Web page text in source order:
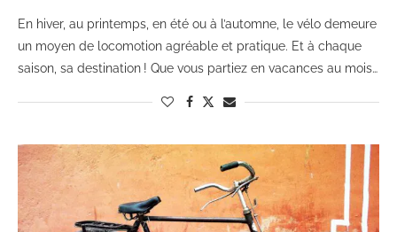
En hiver, au printemps, en été ou à l’automne, le vélo demeure
un moyen de locomotion agréable et pratique. Et à chaque
saison, sa destination ! Que vous partiez en vacances au mois…